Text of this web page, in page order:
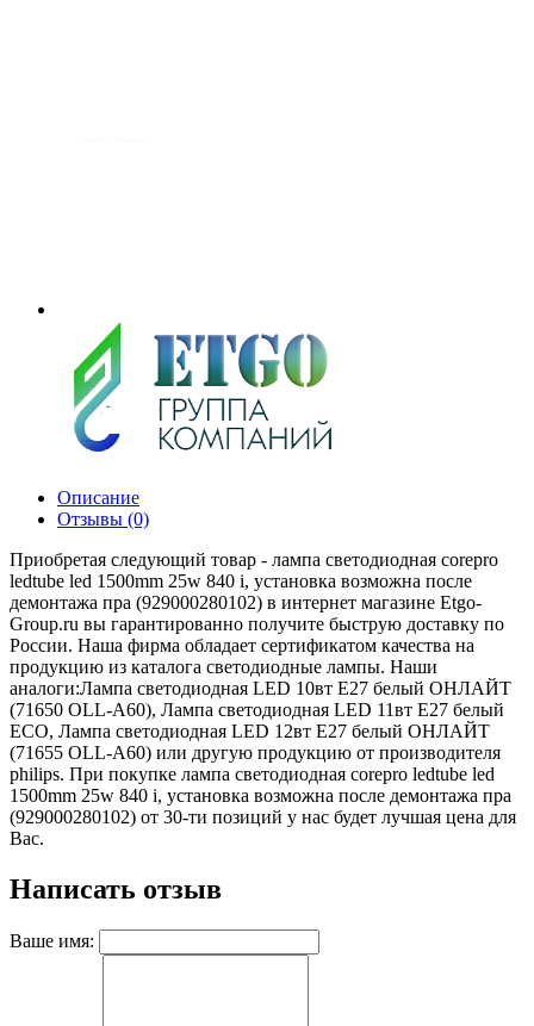
Описание
Отзывы (0)
Приобретая следующий товар - лампа светодиодная corepro
ledtube led 1500mm 25w 840 i, установка возможна после
демонтажа пра (929000280102) в интернет магазине Etgo-
Group.ru вы гарантированно получите быструю доставку по
России. Наша фирма обладает сертификатом качества на
продукцию из каталога светодиодные лампы. Наши
аналоги:Лампа светодиодная LED 10вт Е27 белый ОНЛАЙТ
(71650 ОLL-A60), Лампа светодиодная LED 11вт E27 белый
ECO, Лампа светодиодная LED 12вт Е27 белый ОНЛАЙТ
(71655 ОLL-A60) или другую продукцию от производителя
philips. При покупке лампа светодиодная corepro ledtube led
1500mm 25w 840 i, установка возможна после демонтажа пра
(929000280102) от 30-ти позиций у нас будет лучшая цена для
Вас.
Написать отзыв
Ваше имя: